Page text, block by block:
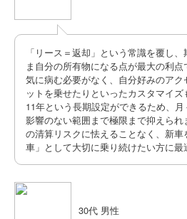
「リース＝返却」という常識を覆し
ま自分の所有物になる点が最大の利
気に病む必要がなく、自分好みのア
ットを乗せたりといったカスタマイズ
11年という長期設定ができるため、
影響のない範囲まで極限まで抑えら
の清算リスクに怯えることなく、新
車」として大切に乗り続けたい方に最
30代 男性